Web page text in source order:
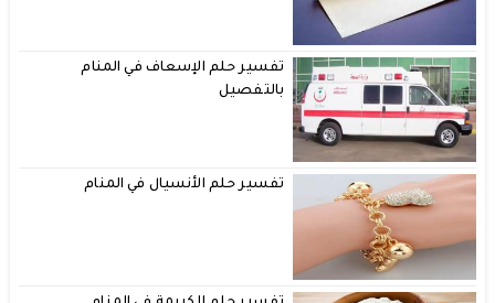
تفسير حلم الإسعاف في المنام
بالتفصيل
تفسير حلم الأنسيال في المنام